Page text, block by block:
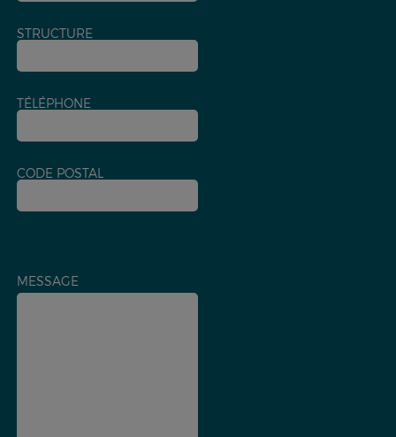
STRUCTURE
TÉLÉPHONE
CODE POSTAL
MESSAGE